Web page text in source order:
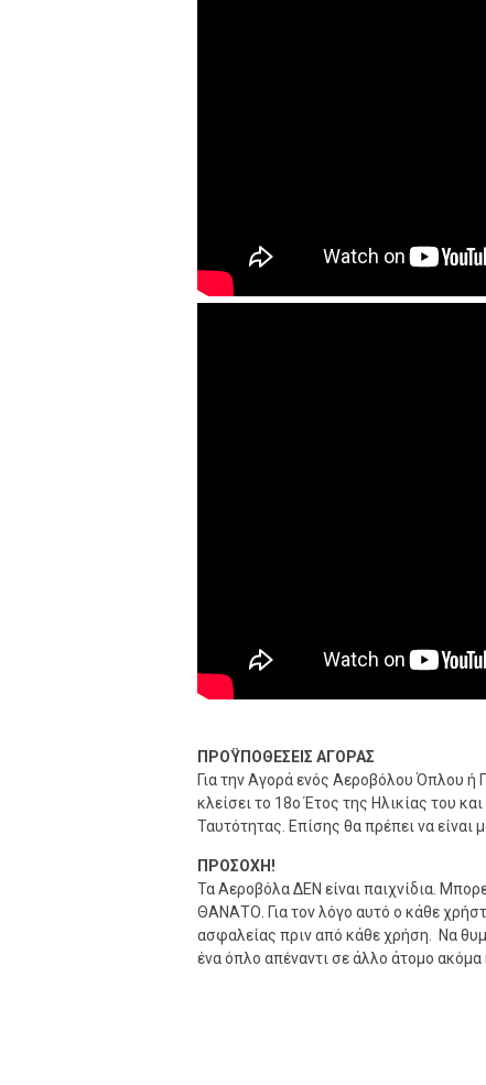
ΠΡΟΫΠΟΘΕΣΕΙΣ ΑΓΟΡΑΣ
Για την Αγορά ενός Αεροβόλου Όπλου ή
κλείσει το 18ο Έτος της Ηλικίας του
Ταυτότητας. Επίσης θα πρέπει να
ΠΡΟΣΟΧΗ!
Τα Αεροβόλα ΔΕΝ είναι παιχνίδια.
ΘΑΝΑΤΟ. Για τον λόγο αυτό ο κάθε
ασφαλείας πριν από κάθε χρήση. Να
ένα όπλο απέναντι σε άλλο άτομο ακόμα